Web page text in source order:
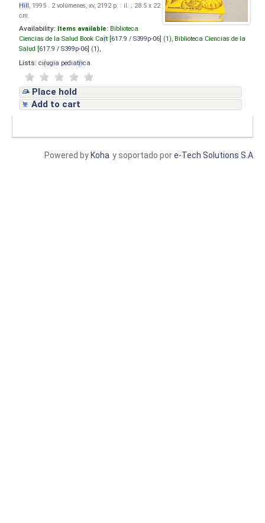
Hill, 1995 . 2 volúmenes, xv, 2192 p. : il. ; 28.5 x 22
cm.
Availability: Items available: Biblioteca
Ciencias de la Salud Book Cart [ 617.9 / S399p-06 ] (1), Biblioteca Ciencias de la
Salud [ 617.9 / S399p-06 ] (1),
Lists: cirugia pediatrica
Place hold
Add to cart
y soportado pore-Tech Solutions S.A
Powered by Koha